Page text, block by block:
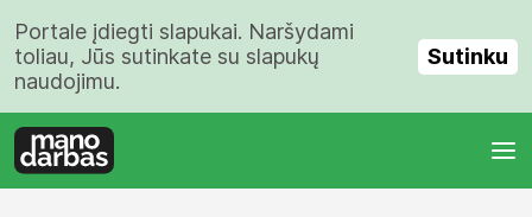
Portale įdiegti slapukai. Naršydami
toliau, Jūs sutinkate su slapukų
naudojimu.
Sutinku